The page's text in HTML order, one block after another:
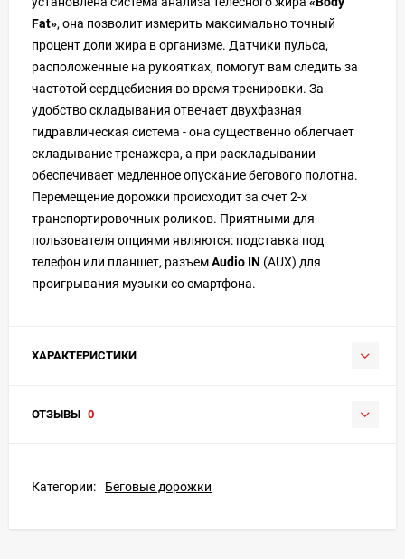
Fat», она позволит измерить максимально точный
процент доли жира в организме. Датчики пульса,
расположенные на рукоятках, помогут вам следить за
частотой сердцебиения во время тренировки. За
удобство складывания отвечает двухфазная
гидравлическая система - она существенно облегчает
складывание тренажера, а при раскладывании
обеспечивает медленное опускание бегового полотна.
Перемещение дорожки происходит за счет 2-х
транспортировочных роликов. Приятными для
пользователя опциями являются: подставка под
телефон или планшет, разъемAudio IN (AUX) для
проигрывания музыки со смартфона.
ХАРАКТЕРИСТИКИ
ОТЗЫВЫ 0
Категории: Беговые дорожки